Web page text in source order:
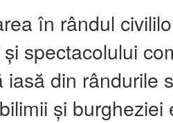
în rândul
spectacolului
iasă din rândurile
și burgheziei